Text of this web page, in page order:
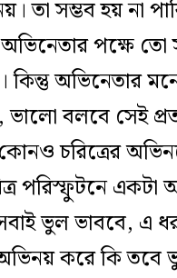
তা সম্ভব হয় না
পক্ষে
অভিনেতার
ভালো বলবে সেই
চরিত্রের
পরিস্ফুটনে
ভুল ভাববে, এ
করে কি